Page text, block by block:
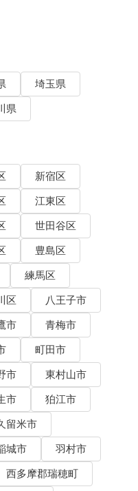
埼玉県
県
新宿区
江東区
世田谷区
豊島区
練馬区
区
八王子市
市
青梅市
町田市
市
東村山市
市
狛江市
留米市
城市
羽村市
西多摩郡瑞穂町